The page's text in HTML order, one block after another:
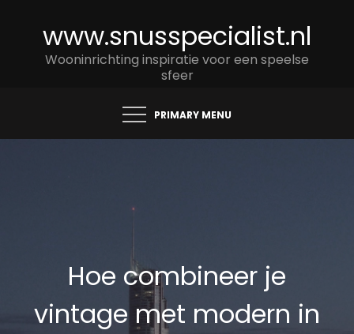
www.snusspecialist.nl
Wooninrichting inspiratie voor een speelse
sfeer
PRIMARY MENU
Hoe combineer je
vintage met modern in